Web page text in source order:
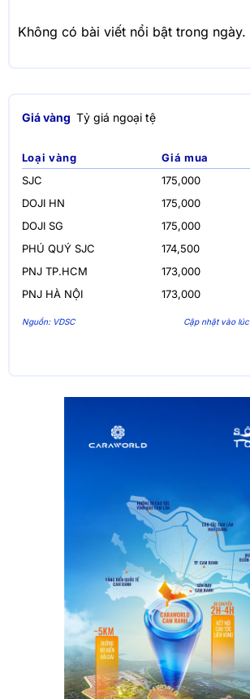
Không có bài viết nổi bật trong ngày.
Giá vàng Tỷ giá ngoại tệ
Loại vàng Giá mua
SJC
175,000
DOJI HN
175,000
DOJI SG
175,000
PHÚ QUÝ SJC
174,500
PNJ TP.HCM
173,000
PNJ HÀ NỘI
173,000
Nguồn: VDSC Cập nhật vào lúc